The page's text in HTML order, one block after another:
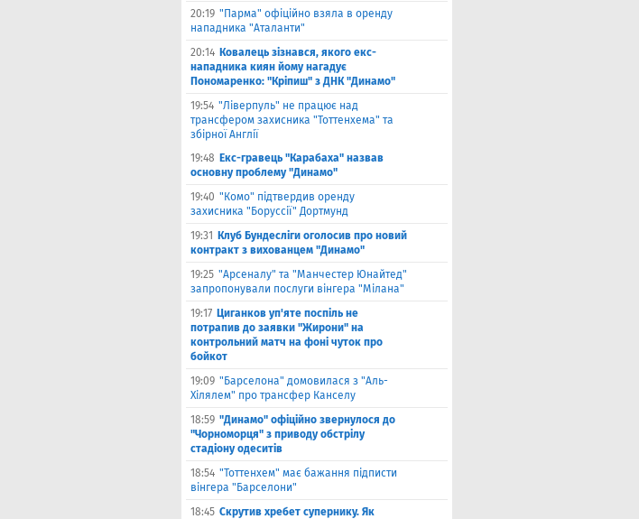
20:19 "Парма" офіційно взяла в оренду
нападника "Аталанти"
20:14 Ковалець зізнався, якого екс-
нападника киян йому нагадує
Пономаренко: "Кріпиш" з ДНК "Динамо"
19:54 "Ліверпуль" не працює над
трансфером захисника "Тоттенхема" та
збірної Англії
19:48 Екс-гравець "Карабаха" назвав
основну проблему "Динамо"
19:40 "Комо" підтвердив оренду
захисника "Боруссії" Дортмунд
19:31
Клуб Бундесліги оголосив про новий
контракт з вихованцем "Динамо"
19:25 "Арсеналу" та "Манчестер Юнайтед"
запропонували послуги вінгера "Мілана"
19:17 Циганков уп'яте поспіль не
потрапив до заявки "Жирони" на
контрольний матч на фоні чуток про
бойкот
19:09 "Барселона" домовилася з "Аль-
Хілялем" про трансфер Канселу
18:59 "Динамо" офіційно звернулося до
"Чорноморця" з приводу обстрілу
стадіону одеситів
18:54 "Тоттенхем" має бажання підписти
вінгера "Барселони"
18:45 Скрутив хребет супернику. Як